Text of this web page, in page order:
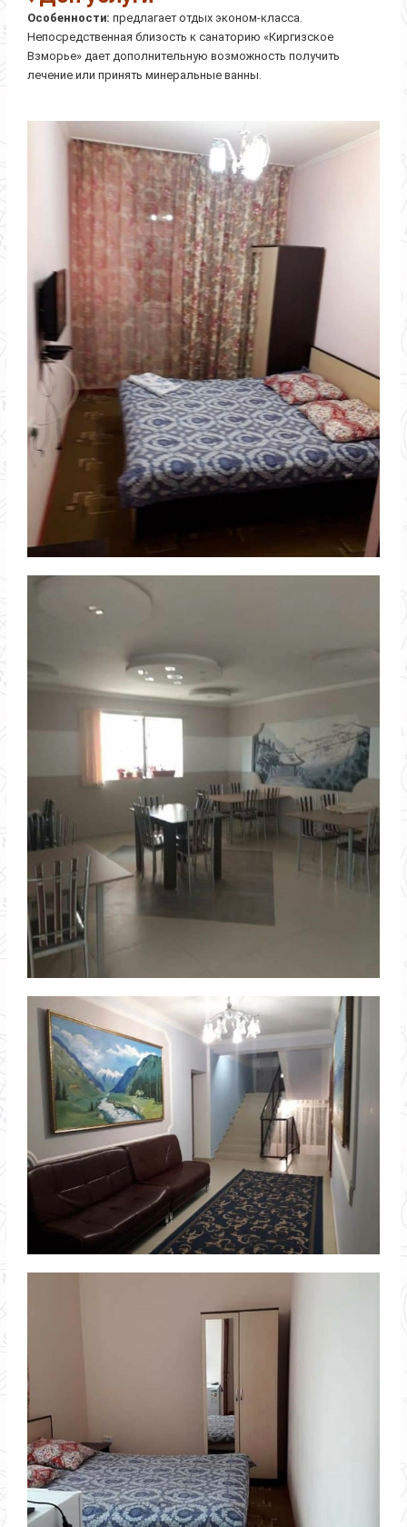
Особенности: предлагает отдых эконом-класса.
Непосредственная близость к санаторию «Киргизское
Взморье» дает дополнительную возможность получить
лечение или принять минеральные ванны.